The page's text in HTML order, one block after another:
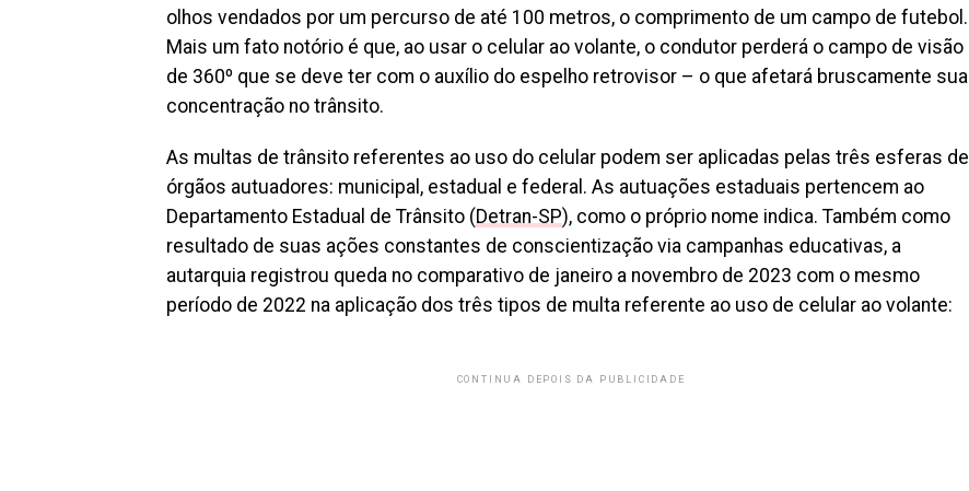
olhos vendados por um percurso de até 100 metros, o comprimento de um campo de futebol.
Mais um fato notório é que, ao usar o celular ao volante, o condutor perderá o campo de visão
de 360º que se deve ter com o auxílio do espelho retrovisor – o que afetará bruscamente sua
concentração no trânsito.
As multas de trânsito referentes ao uso do celular podem ser aplicadas pelas três esferas de
órgãos autuadores: municipal, estadual e federal. As autuações estaduais pertencem ao
Departamento Estadual de Trânsito (Detran-SP), como o próprio nome indica. Também como
resultado de suas ações constantes de conscientização via campanhas educativas, a
autarquia registrou queda no comparativo de janeiro a novembro de 2023 com o mesmo
período de 2022 na aplicação dos três tipos de multa referente ao uso de celular ao volante:
CONTINUA DEPOIS DA PUBLICIDADE